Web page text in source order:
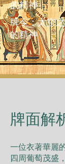
的精神
牌令：太空
的精神
牌面解
⼀位⾐著華麗
四周葡萄茂盛